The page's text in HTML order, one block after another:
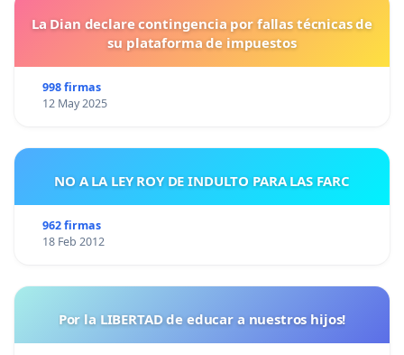
La Dian declare contingencia por fallas técnicas de
su plataforma de impuestos
998 firmas
12 May 2025
NO A LA LEY ROY DE INDULTO PARA LAS FARC
962 firmas
18 Feb 2012
Por la LIBERTAD de educar a nuestros hijos!